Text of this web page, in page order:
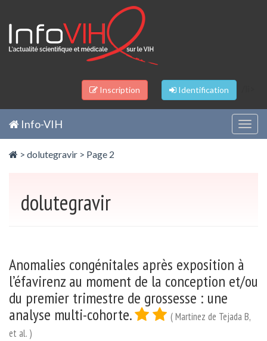
Inscription Identification
Info-VIH
> dolutegravir > Page 2
dolutegravir
Anomalies congénitales après exposition à
l’éfavirenz au moment de la conception et/ou
du premier trimestre de grossesse : une
analyse multi-cohorte.
( Martinez de Tejada B,
et al. )
Panneau de gestion des cookies